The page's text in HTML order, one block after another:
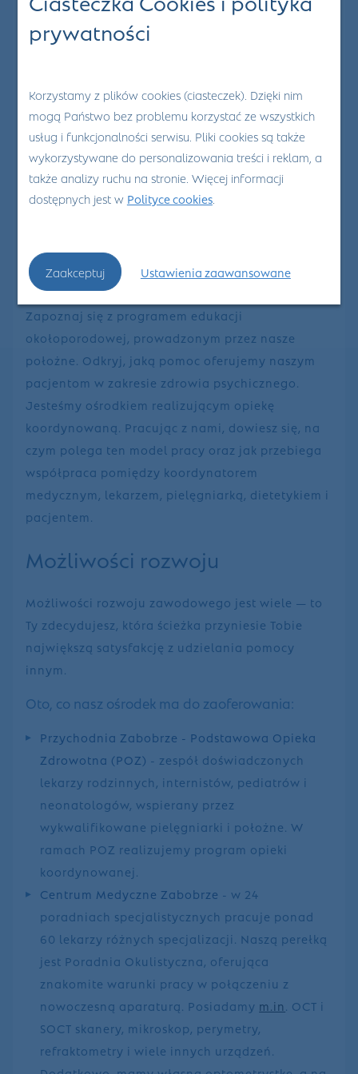
dołączyć?
Zdobądź doświadczenie w jednej z wiodących
placówek medycznych w regionie. Pracuj w
komfortowych warunkach z dostępem do
nowoczesnych pracowni diagnostycznych,
które prowadzimy we współpracy z lekarzami
podstawowej i specjalistycznej opieki medycznej.
Zapoznaj się z programem edukacji
okołoporodowej, prowadzonym przez nasze
położne. Odkryj, jaką pomoc oferujemy naszym
pacjentom w zakresie zdrowia psychicznego.
Jesteśmy ośrodkiem realizującym opiekę
koordynowaną. Pracując z nami, dowiesz się, na
czym polega ten model pracy oraz jak przebiega
współpraca pomiędzy koordynatorem
medycznym, lekarzem, pielęgniarką, dietetykiem i
pacjentem.
Możliwości rozwoju
Możliwości rozwoju zawodowego jest wiele — to
Ty zdecydujesz, która ścieżka przyniesie Tobie
największą satysfakcję z udzielania pomocy
innym.
Oto, co nasz ośrodek ma do zaoferowania:
Przychodnia Zabobrze - Podstawowa Opieka
Zdrowotna (POZ) - zespół doświadczonych
lekarzy rodzinnych, internistów, pediatrów i
neonatologów, wspierany przez
wykwalifikowane pielęgniarki i położne. W
ramach POZ realizujemy program opieki
koordynowanej.
Centrum Medyczne Zabobrze - w 24
poradniach specjalistycznych pracuje ponad
60 lekarzy różnych specjalizacji. Naszą perełką
jest Poradnia Okulistyczna, oferująca
znakomite warunki pracy w połączeniu z
nowoczesną aparaturą. Posiadamy m.in . OCT i
SOCT skanery, mikroskop, perymetry,
refraktometry i wiele innych urządzeń.
prywatności
Korzystamy z plików cookies (ciasteczek). Dzięki nim
mogą Państwo bez problemu korzystać ze wszystkich
usług i funkcjonalności serwisu. Pliki cookies są także
wykorzystywane do personalizowania treści i reklam, a
także analizy ruchu na stronie. Więcej informacji
dostępnych jest w Polityce cookies.
Zaakceptuj Ustawienia zaawansowane